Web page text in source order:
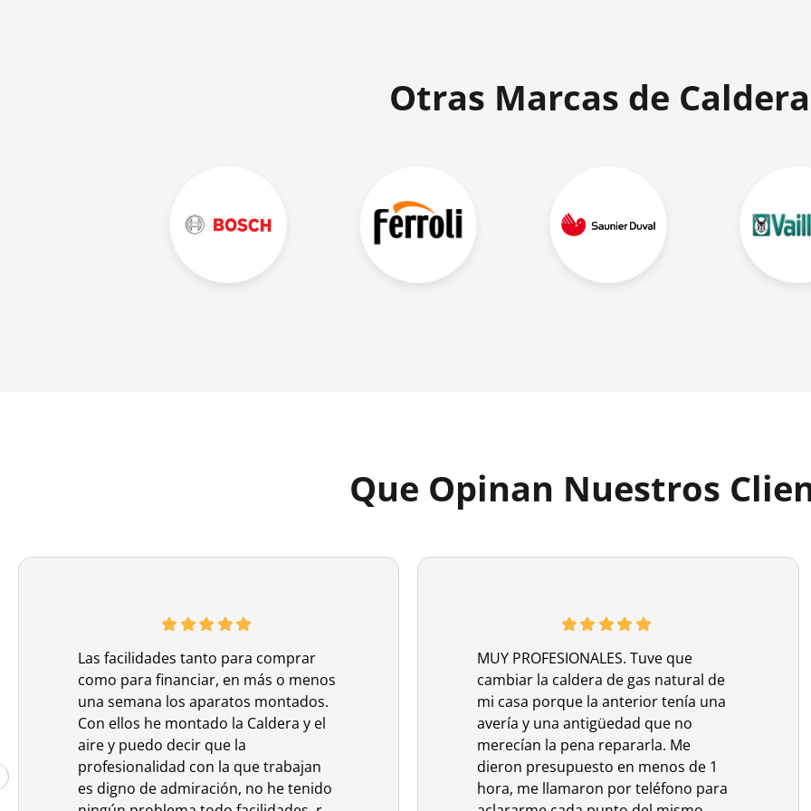
Otras Marcas de
Que Opinan Nuestros
Las facilidades tanto para comprar
como para financiar, en más o menos
una semana los aparatos montados.
Con ellos he montado la Caldera y el
aire y puedo decir que la
profesionalidad con la que trabajan
es digno de admiración, no he tenido
MUY PROFESIONALES. Tuve que
cambiar la caldera de gas natural de
mi casa porque la anterior tenía una
avería y una antigüedad que no
merecían la pena repararla. Me
dieron presupuesto en menos de 1
hora, me llamaron por teléfono para